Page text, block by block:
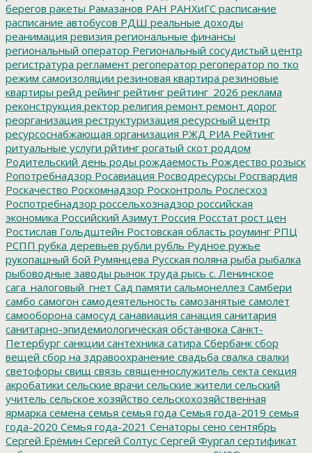
берегов ракеты Рамазанов РАН РАНХиГС расписание
расписание автобусов РДШ реальные доходы
реанимация ревизия региональные финансы
региональный оператор Региональный сосудистый центр
регистратура регламент регоператор регоператор по тко
режим самоизоляции резиновая квартира резиновые
квартиры рейд рейинг рейтинг рейтинг_2026 реклама
реконструкция ректор религия ремонт ремонт дорог
реорганизация реструктуризация ресурсный центр
ресурсоснабжающая организация РЖД РИА Рейтинг
ритуальные услуги рйтинг рогатый скот роддом
Родительский день роды рождаемость Рождество розыск
Ропотребнадзор Росавиация Росводресурсы Росгвардия
Роскачество Роскомнадзор Росконтроль Рослесхоз
Роспотребнадзор россельхознадзор российская
экономика Российский Азимут Россия Росстат рост цен
Ростислав Гольдштейн Ростовская область роуминг РПЦ
РСПП рубка деревьев рубли рубль Рудное ружье
рукопашный бой Румянцева Русская поляна рыба рыбалка
рыбоводные заводы рынок труда рысь с. Ленинское
сага_налоговый_гнет Сад памяти сальмонеллез Самбери
самбо самогон самодеятельность самозанятые самолет
самооборона самосуд санавиация санация санитария
санитарно-эпидемиологическая обстанвока Санкт-
Петербург санкции сантехника сатира Сбербанк сбор
вещей сбор на здравоохранение свадьба свалка свалки
светофоры свищ связь священнослужитель секта секция
акробатики сельские врачи сельские жители сельский
учитель сельское хозяйство сельскохозяйственная
ярмарка семена семья семья года Семья года-2019 семья
года-2020 Семья года-2021 Сенаторы сено сентябрь
Сергей Ерёмин Сергей Солтус Сергей Фургал сертификат